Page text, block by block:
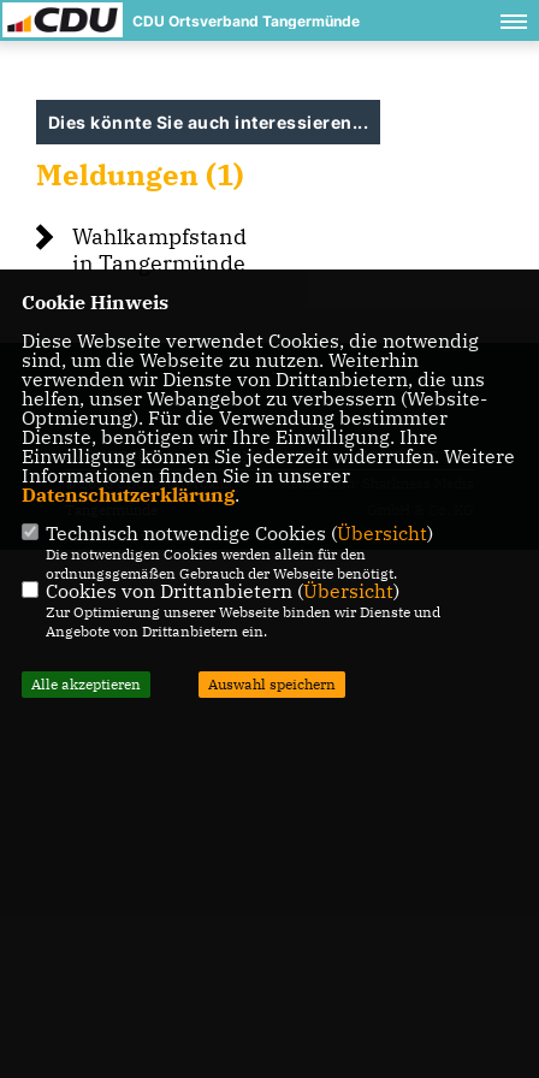
CDU Ortsverband Tangermünde
Dies könnte Sie auch interessieren...
Meldungen (1)
Wahlkampfstand
in Tangermünde
IMPRESSUM DATENSCHUTZ KONTAKT
© 2026 CDU Ortsverband
Alle Rechte vorbehalten.
Realisation: Sharkness Media
Cookie Hinweis
Diese Webseite verwendet Cookies, die notwendig
sind, um die Webseite zu nutzen. Weiterhin
verwenden wir Dienste von Drittanbietern, die uns
helfen, unser Webangebot zu verbessern (Website-
Optmierung). Für die Verwendung bestimmter
Dienste, benötigen wir Ihre Einwilligung. Ihre
Einwilligung können Sie jederzeit widerrufen. Weitere
Informationen finden Sie in unserer
Datenschutzerklärung.
Technisch notwendige Cookies (Übersicht)
Die notwendigen Cookies werden allein für den
ordnungsgemäßen Gebrauch der Webseite benötigt.
Cookies von Drittanbietern (Übersicht)
Zur Optimierung unserer Webseite binden wir Dienste und
Angebote von Drittanbietern ein.
Alle akzeptieren Auswahl speichern